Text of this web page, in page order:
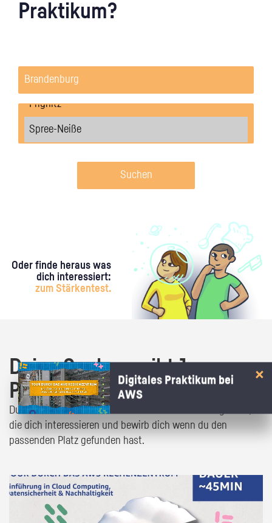
Praktikum?
Suchen
Oder finde heraus was
dich interessiert:
zum Stärkentest.
Deine Suche ergibt 1
Praktikumsangebot!
Du bist fast da! Klick dich durch die Praktikumsangebote,
die dich interessieren und bewirb dich wenn du den
passenden Platz gefunden hast.
Digitales Praktikum bei
AWS